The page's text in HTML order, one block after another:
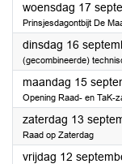
woensdag 17
Prinsjesdagontbijt De
dinsdag 16
(gecombineerde)
maandag 15
Opening Raad- en TaK-
zaterdag 13
Raad op Zaterdag
vrijdag 12